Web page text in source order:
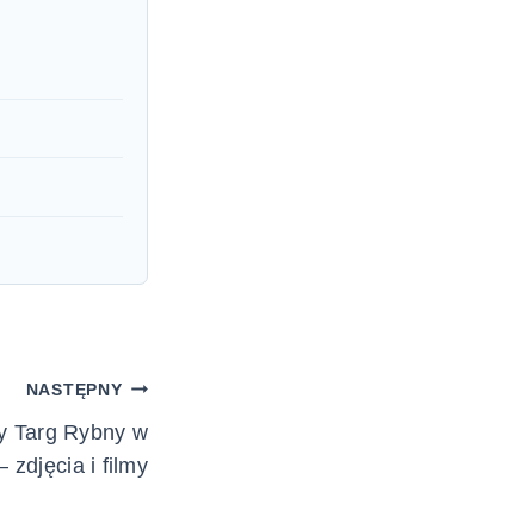
NASTĘPNY
Targ Rybny w
zdjęcia i filmy